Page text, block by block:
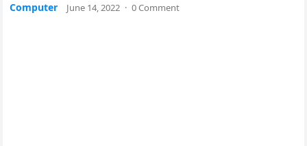
Computer June 14, 2022 · 0 Comment